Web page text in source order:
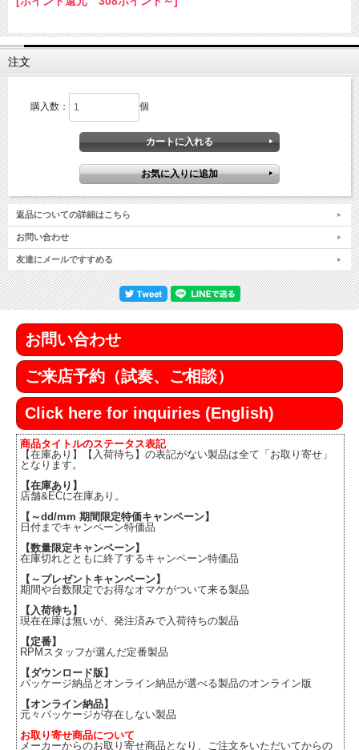
注文
購入数： 個
返品についての詳細はこちら
お問い合わせ
友達にメールですすめる
お問い合わせ
ご来店予約（試奏、ご相談）
Click here for inquiries (English)
商品タイトルのステータス表記
【在庫あり】【入荷待ち】の表記がない製品は全て「お取り寄せ」
となります。
【在庫あり】
店舗&ECに在庫あり。
【～dd/mm 期間限定特価キャンペーン】
日付までキャンペーン特価品
【数量限定キャンペーン】
在庫切れとともに終了するキャンペーン特価品
【～プレゼントキャンペーン】
期間や台数限定でお得なオマケがついて来る製品
【入荷待ち】
現在在庫は無いが、発注済みで入荷待ちの製品
【定番】
RPMスタッフが選んだ定番製品
【ダウンロード版】
パッケージ納品とオンライン納品が選べる製品のオンライン版
【オンライン納品】
元々パッケージが存在しない製品
お取り寄せ商品について
メーカーからのお取り寄せ商品となり、ご注文をいただいてからの